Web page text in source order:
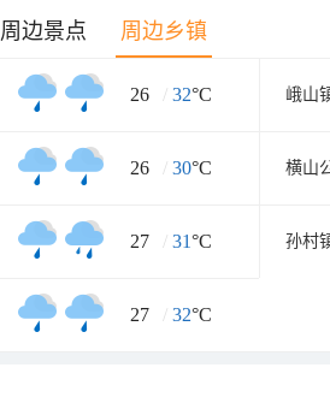
周边景点 周边乡镇
26 / 32°C 峨山
26 / 30°C 横山
27 / 31°C 孙村
27 / 32°C